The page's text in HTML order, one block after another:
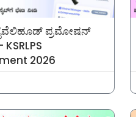
ಪ್ರಮೋಷನ್
2026